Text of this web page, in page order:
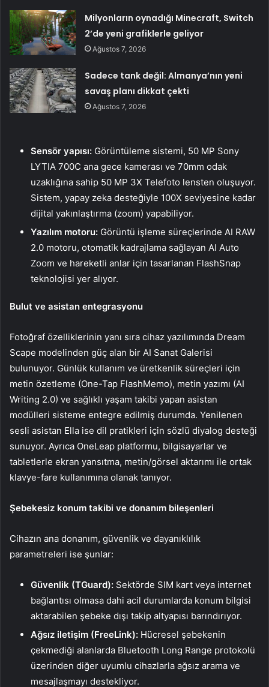
Milyonların oynadığı Minecraft, Switch
2’de yeni grafiklerle geliyor
Ağustos 7, 2026
Sadece tank değil: Almanya’nın yeni
savaş planı dikkat çekti
Ağustos 7, 2026
Sensör yapısı: Görüntüleme sistemi, 50 MP Sony
LYTIA 700C ana gece kamerası ve 70mm odak
uzaklığına sahip 50 MP 3X Telefoto lensten oluşuyor.
Sistem, yapay zeka desteğiyle 100X seviyesine kadar
dijital yakınlaştırma (zoom) yapabiliyor.
Yazılım motoru: Görüntü işleme süreçlerinde AI RAW
2.0 motoru, otomatik kadrajlama sağlayan AI Auto
Zoom ve hareketli anlar için tasarlanan FlashSnap
teknolojisi yer alıyor.
Bulut ve asistan entegrasyonu
Fotoğraf özelliklerinin yanı sıra cihaz yazılımında Dream
Scape modelinden güç alan bir AI Sanat Galerisi
bulunuyor. Günlük kullanım ve üretkenlik süreçleri için
metin özetleme (One-Tap FlashMemo), metin yazımı (AI
Writing 2.0) ve sağlıklı yaşam takibi yapan asistan
modülleri sisteme entegre edilmiş durumda. Yenilenen
sesli asistan Ella ise dil pratikleri için sözlü diyalog desteği
sunuyor. Ayrıca OneLeap platformu, bilgisayarlar ve
tabletlerle ekran yansıtma, metin/görsel aktarımı ile ortak
klavye-fare kullanımına olanak tanıyor.
Şebekesiz konum takibi ve donanım bileşenleri
Cihazın ana donanım, güvenlik ve dayanıklılık
parametreleri ise şunlar:
Güvenlik (TGuard): Sektörde SIM kart veya internet
bağlantısı olmasa dahi acil durumlarda konum bilgisi
aktarabilen şebeke dışı takip altyapısı barındırıyor.
Ağsız iletişim (FreeLink): Hücresel şebekenin
çekmediği alanlarda Bluetooth Long Range protokolü
üzerinden diğer uyumlu cihazlarla ağsız arama ve
mesajlaşmayı destekliyor.